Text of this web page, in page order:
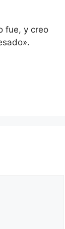
fue, y creo